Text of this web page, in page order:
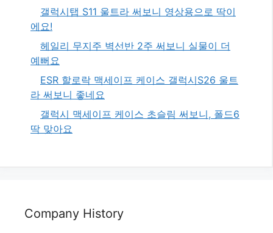
갤럭시탭 S11 울트라 써보니 영상용으로 딱이
에요!
헤일리 무지주 벽선반 2주 써보니 실물이 더
예뻐요
ESR 할로락 맥세이프 케이스 갤럭시S26 울트
라 써보니 좋네요
갤럭시 맥세이프 케이스 초슬림 써보니, 폴드6
딱 맞아요
Company History